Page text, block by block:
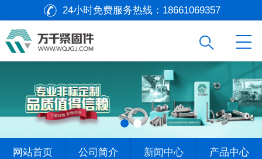
24小时免费服务热线： 18661069357
网站首页 公司简介 新闻中心 产品中心